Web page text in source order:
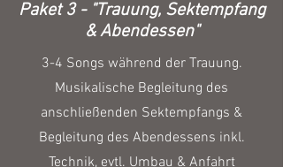
Paket 3 - "Trauung, Sektempfang
& Abendessen"
3-4 Songs während der Trauung.
Musikalische Begleitung des
anschließenden Sektempfangs &
Begleitung des Abendessens inkl.
Technik, evtl. Umbau & Anfahrt